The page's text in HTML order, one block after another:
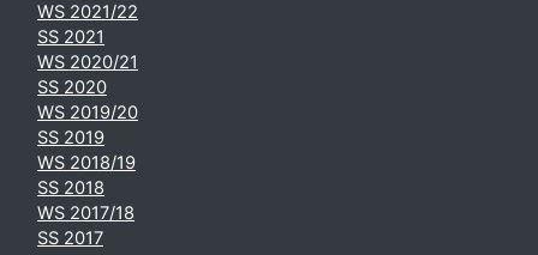
WS 2021/22
SS 2021
WS 2020/21
SS 2020
WS 2019/20
SS 2019
WS 2018/19
SS 2018
WS 2017/18
SS 2017